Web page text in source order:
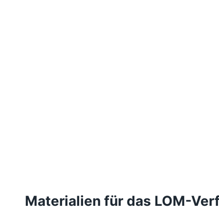
Materialien für das LOM-